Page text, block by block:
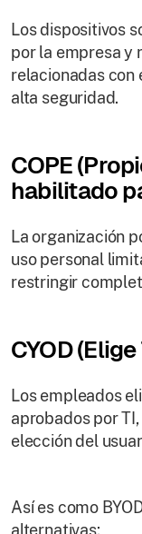
Los dispositivos
por la empresa y
relacionadas con
alta seguridad.
COPE
habilitado
La organización
uso personal
restringir
CYOD
Los empleados
aprobados por
elección del
Así es como
alternativas: